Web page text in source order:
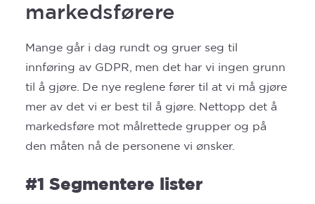
markedsførere
Mange går i dag rundt og gruer seg til
innføring av GDPR, men det har vi ingen grunn
til å gjøre. De nye reglene fører til at vi må gjøre
mer av det vi er best til å gjøre. Nettopp det å
markedsføre mot målrettede grupper og på
den måten nå de personene vi ønsker.
#1 Segmentere lister